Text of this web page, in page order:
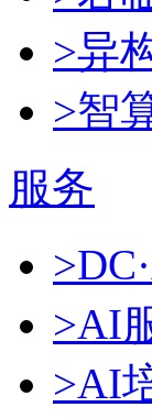
>异
>智
服务
>AI
>AI